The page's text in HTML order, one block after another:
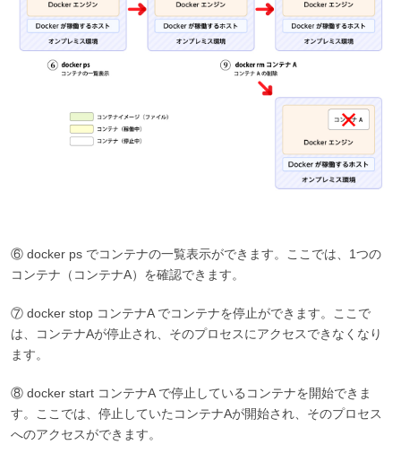
⑥ docker ps でコンテナの一覧表示ができます。ここでは、1つの
コンテナ（コンテナA）を確認できます。
⑦ docker stop コンテナA でコンテナを停止ができます。ここで
は、コンテナAが停止され、そのプロセスにアクセスできなくなり
ます。
⑧ docker start コンテナA で停止しているコンテナを開始できま
す。ここでは、停止していたコンテナAが開始され、そのプロセス
へのアクセスができます。